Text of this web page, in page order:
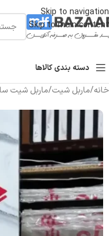
Skip to navigation
Skip to main content
دسته بندی کالاها
خانه/ماربل شیت/ماربل شیت